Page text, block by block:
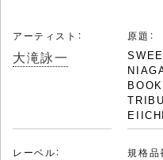
アーティスト：
大滝詠一
原題：
レーベル：
規格品